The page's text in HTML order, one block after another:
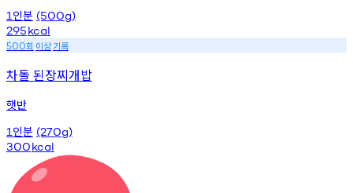
1 인분 (500g)
295kcal
500회 이상기록
차돌 된장찌개밥
햇반
1 인분 (270g)
300kcal